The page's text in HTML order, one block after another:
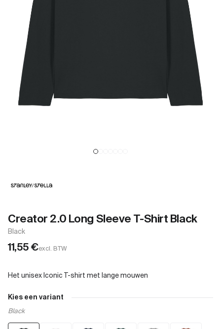
Creator 2.0 Long Sleeve T-Shirt Black
Black
11,55€excl. BTW
Kies een variant
Black